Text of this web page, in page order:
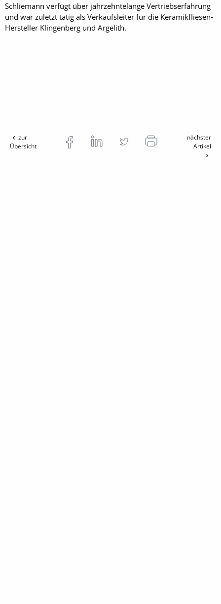
Schliemann verfügt über jahrzehntelange Vertriebserfahrung
und war zuletzt tätig als Verkaufsleiter für die Keramikfliesen-
Hersteller Klingenberg und Argelith.
zur
Übersicht
nächster
Artikel